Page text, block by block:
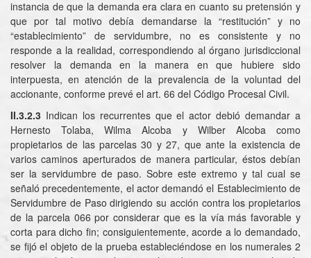
instancia de que la demanda era clara en cuanto su pretensión y
que por tal motivo debía demandarse la “restitución” y no
“establecimiento” de servidumbre, no es consistente y no
responde a la realidad, correspondiendo al órgano jurisdiccional
resolver la demanda en la manera en que hubiere sido
interpuesta, en atención de la prevalencia de la voluntad del
accionante, conforme prevé el art. 66 del Código Procesal Civil.
II.3.2.3 Indican los recurrentes que el actor debió demandar a
Hernesto Tolaba, Wilma Alcoba y Wilber Alcoba como
propietarios de las parcelas 30 y 27, que ante la existencia de
varios caminos aperturados de manera particular, éstos debían
ser la servidumbre de paso. Sobre este extremo y tal cual se
señaló precedentemente, el actor demandó el Establecimiento de
Servidumbre de Paso dirigiendo su acción contra los propietarios
de la parcela 066 por considerar que es la vía más favorable y
corta para dicho fin; consiguientemente, acorde a lo demandado,
se fijó el objeto de la prueba estableciéndose en los numerales 2